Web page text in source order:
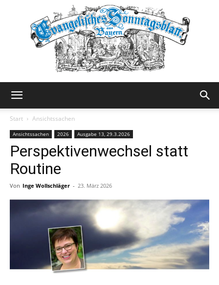
Sonntagsblatt
Start Ansichtssachen
Ansichtssachen 2026 Ausgabe 13, 29.3.2026
Perspektivenwechsel statt
Routine
Von Inge Wollschläger - 23. März 2026